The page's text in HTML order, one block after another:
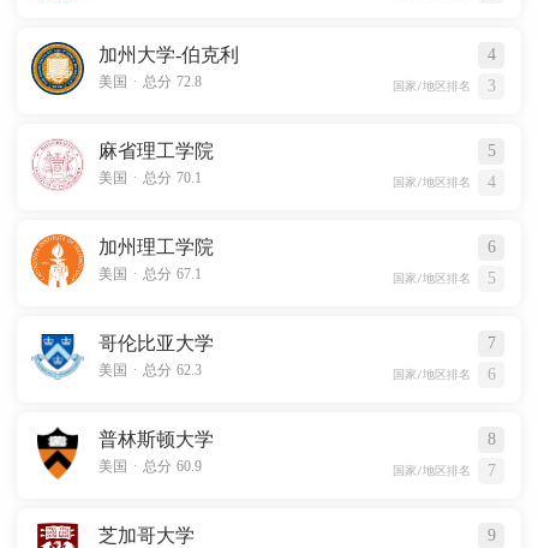
加州大学-伯克利 4
美国 . 总分 72.8 国家/地区排名 3
麻省理工学院 5
美国 . 总分 70.1 国家/地区排名 4
加州理工学院 6
美国 . 总分 67.1 国家/地区排名 5
哥伦比亚大学 7
美国 . 总分 62.3 国家/地区排名 6
普林斯顿大学 8
美国 . 总分 60.9 国家/地区排名 7
芝加哥大学 9